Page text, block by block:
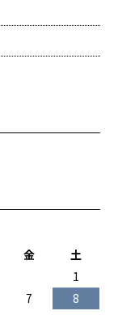
金
土
1
7
8